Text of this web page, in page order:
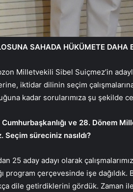
SAHADA HÜKÜMETE DAHA
Milletvekili Sibel Suiçmez’in
iktidar dilinin seçim
kadar sorularımıza şu şekilde
Cumhurbaşkanlığı ve 28. Dönem
Seçim süreciniz nasıldı?
25 aday adayı olarak
program çerçevesinde işe
dile getirdiklerini gördük. Zaman